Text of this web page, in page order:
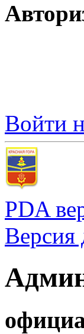
Войти
PDA
Версия